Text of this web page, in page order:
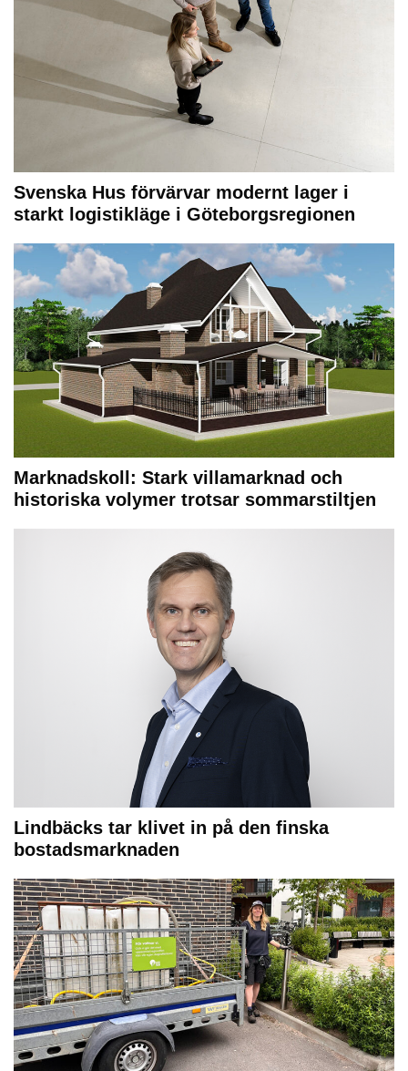
Svenska Hus förvärvar modernt lager i
starkt logistikläge i Göteborgsregionen
Marknadskoll: Stark villamarknad och
historiska volymer trotsar sommarstiltjen
Lindbäcks tar klivet in på den finska
bostadsmarknaden